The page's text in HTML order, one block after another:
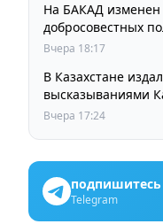
На БАКАД изменен
добросовестных
остается прежней
Вчера 18:17
В Казахстане
высказываниями
Вчера 17:24
подпишитесь
Telegram